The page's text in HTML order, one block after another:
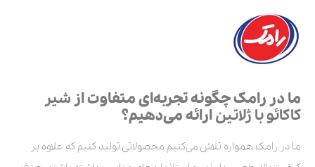
ما در رامک چگونه تجربه‌ای متفاوت ازشیر
کاکائو با ژلاتینارائه می‌دهیم؟
ما در رامک همواره تلاش می‌کنیم محصولاتی تولید کنیم که علاوه بر